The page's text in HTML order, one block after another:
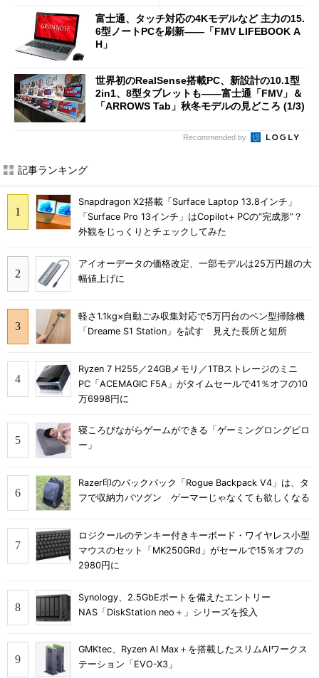
富士通、タッチ対応の4Kモデルなど 主力の15.
6型ノートPCを刷新――「FMV LIFEBOOK A
H」
世界初のRealSense搭載PC、新設計の10.1型
2in1、8型タブレットも――富士通「FMV」＆
「ARROWS Tab」秋冬モデルの見どころ (1/3)
Recommended by
記事ランキング
Snapdragon X2搭載「Surface Laptop 13.8インチ」
「Surface Pro 13インチ」はCopilot+ PCの“完成形”？
外観をじっくりとチェックしてみた
アイオーデータの価格改定、一部モデルは25万円超の大
幅値上げに
軽さ1.1kg×自動ごみ収集対応で5万円台のペン型掃除機
「Dreame S1 Station」を試す 見えた長所と短所
Ryzen 7 H255／24GBメモリ／1TBストレージのミニ
PC「ACEMAGIC F5A」がタイムセールで41％オフの10
万6998円に
寝ころびながらゲームができる「ゲーミングロングピロ
ー」
Razer印のバックパック「Rogue Backpack V4」は、タ
フで収納力バツグン ゲーマーじゃなくても欲しくなる
ロジクールのテンキー付きキーボード・ワイヤレス小型
マウスのセット「MK250GRd」がセールで15％オフの
2980円に
Synology、2.5GbEポートを備えたエントリー
NAS「DiskStation neo＋」シリーズを投入
GMKtec、Ryzen AI Max＋を搭載したスリムAIワークス
テーション「EVO-X3」